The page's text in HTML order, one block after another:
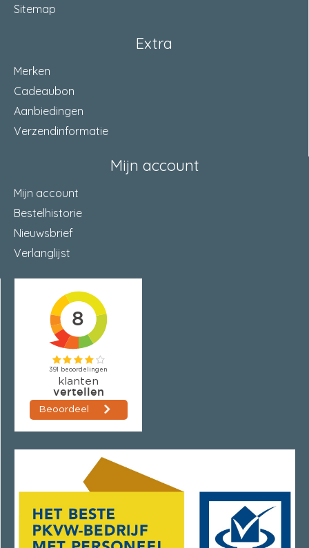
Sitemap
Extra
Merken
Cadeaubon
Aanbiedingen
Verzendinformatie
Mijn account
Mijn account
Bestelhistorie
Nieuwsbrief
Verlanglijst